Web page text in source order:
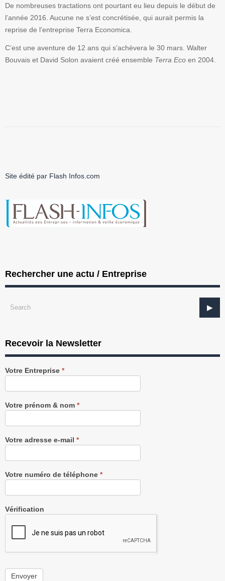
De nombreuses tractations ont pourtant eu lieu depuis le début de
l’année 2016. Aucune ne s’est concrétisée, qui aurait permis la
reprise de l’entreprise Terra Economica.
C’est une aventure de 12 ans qui s’achèvera le 30 mars. Walter
Bouvais et David Solon avaient créé ensemble Terra Eco en 2004.
Site édité par Flash Infos.com
Rechercher une actu / Entreprise
Recevoir la Newsletter
Recevez
notre
gratuitement
Votre Entreprise *
Votre prénom & nom *
Votre adresse e-mail *
Votre numéro de téléphone *
Vérification
Envoyer